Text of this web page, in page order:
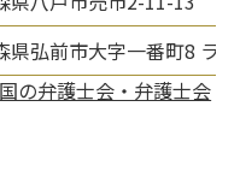
県弘前市大字一番町8 ラ
の弁護士会・弁護士会